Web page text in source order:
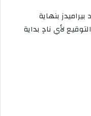
بنهاية
2025، ويحق له التوقيع لأي نادٍ بداية